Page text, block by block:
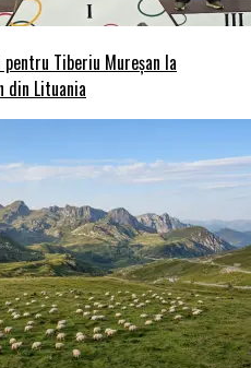
Tiberiu Mureșan la
din Lituania